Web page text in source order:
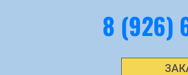
8 (926)